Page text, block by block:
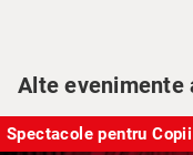
Alte evenimente
Spectacole pentru Copii